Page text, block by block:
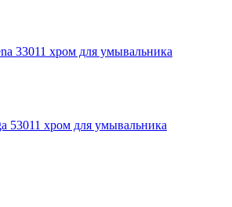
33011 хром для умывальника
53011 хром для умывальника